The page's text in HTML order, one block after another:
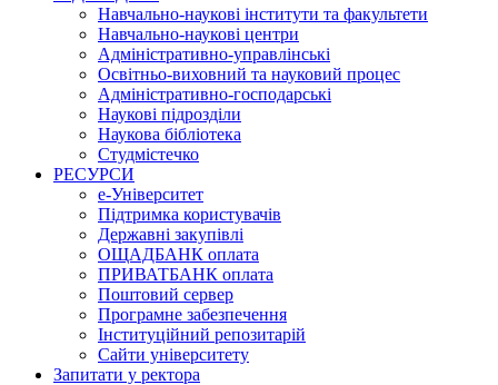
Навчально-наукові інститути та факультети
Навчально-наукові центри
Адміністративно-управлінські
Освітньо-виховний та науковий процес
Адміністративно-господарські
Наукові підрозділи
Наукова бібліотека
Студмістечко
РЕСУРСИ
е-Університет
Підтримка користувачів
Державні закупівлі
ОЩАДБАНК оплата
ПРИВАТБАНК оплата
Поштовий сервер
Програмне забезпечення
Інституційний репозитарій
Сайти університету
Запитати у ректора